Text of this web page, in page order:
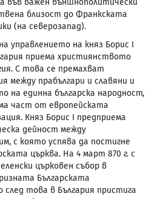
близост до Франкската
(на северозапад).
управлението на княз Борис I
приема християнството
С това се премахват
между прабългари и славяни и
на единна българска народност,
част от европейската
Княз Борис I предприема
дейност между
с която успява да постигне
църква. На 4 март 870 г. с
църковен събор в
Българската
след това в България пристига